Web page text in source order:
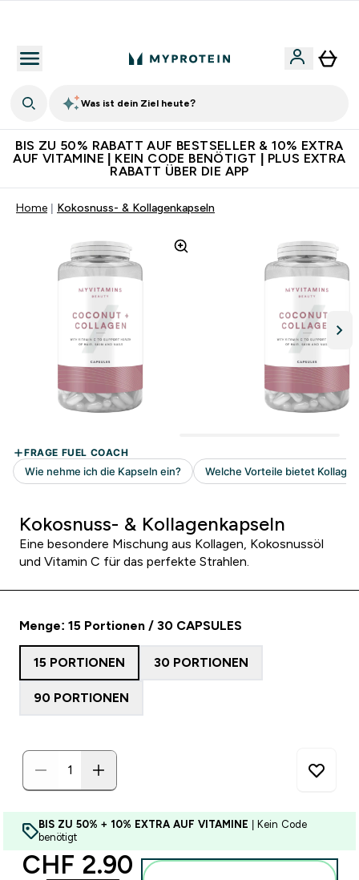
Was ist dein Ziel heute?
BIS ZU 50% RABATT AUF BESTSELLER & 10% EXTRA
AUF VITAMINE | KEIN CODE BENÖTIGT | PLUS EXTRA
RABATT ÜBER DIE APP
Home Kokosnuss- & Kollagenkapseln
Kokosnuss- & Kollagenkapseln
Eine besondere Mischung aus Kollagen, Kokosnussöl
und Vitamin C für das perfekte Strahlen.
Menge: 15 Portionen / 30 CAPSULES
15 PORTIONEN 30 PORTIONEN
90 PORTIONEN
BIS ZU 50% + 10% EXTRA AUF VITAMINE
| Kein Code
benötigt
discounted price
CHF 2.90‎